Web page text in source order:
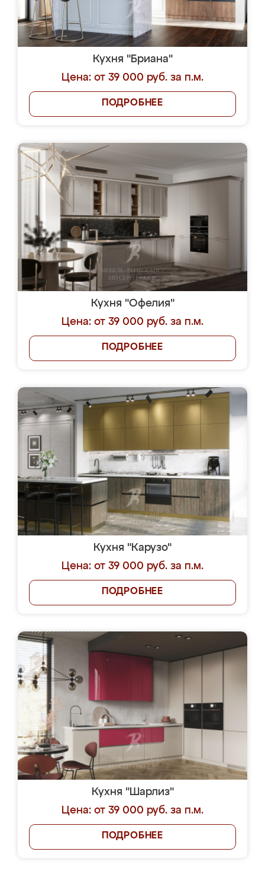
Кухня "Бриана"
Цена: от 39 000 руб. за п.м.
ПОДРОБНЕЕ
Кухня "Офелия"
Цена: от 39 000 руб. за п.м.
ПОДРОБНЕЕ
Кухня "Карузо"
Цена: от 39 000 руб. за п.м.
ПОДРОБНЕЕ
Кухня "Шарлиз"
Цена: от 39 000 руб. за п.м.
ПОДРОБНЕЕ